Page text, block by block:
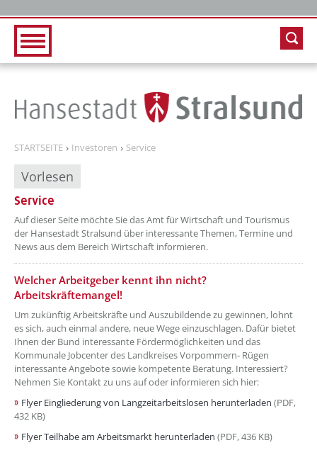
STARTSEITE Investoren Service
Vorlesen
Service
??? absaetzeOben[1]/titel ???
Auf dieser Seite möchte Sie das Amt für Wirtschaft und Tourismus
der Hansestadt Stralsund über interessante Themen, Termine und
News aus dem Bereich Wirtschaft informieren.
??? absaetzeOben[2]/titel ???
Welcher Arbeitgeber kennt ihn nicht?
Arbeitskräftemangel!
Um zukünftig Arbeitskräfte und Auszubildende zu gewinnen, lohnt
es sich, auch einmal andere, neue Wege einzuschlagen. Dafür bietet
Ihnen der Bund interessante Fördermöglichkeiten und das
Kommunale Jobcenter des Landkreises Vorpommern- Rügen
interessante Angebote sowie kompetente Beratung. Interessiert?
Nehmen Sie Kontakt zu uns auf oder informieren sich hier:
Flyer Eingliederung von Langzeitarbeitslosen herunterladen (PDF,
432 KB)
Flyer Teilhabe am Arbeitsmarkt herunterladen (PDF, 436 KB)